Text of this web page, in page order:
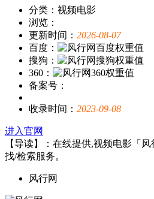
分类：视频电影
浏览：
更新时间： 2026-08-07
百度：
搜狗：
360：
备案号：
收录时间： 2023-09-08
进入官网
【导读】：在线提供,视频电影「
找/检索服务。
风行网